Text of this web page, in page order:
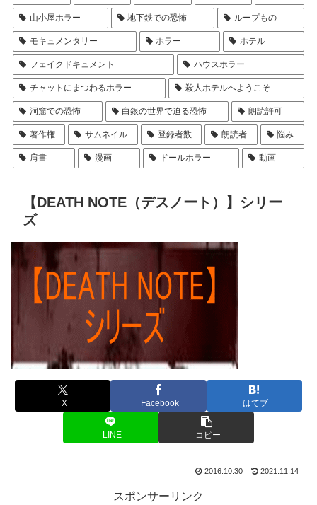
山小屋ホラー 地下鉄での恐怖 ループもの
モキュメンタリー ホラー ホテル
フェイクドキュメント ハウスホラー
チャットにまつわるホラー 殺人ホテルへようこそ
洞窟での恐怖 白銀の世界で迫る恐怖 朗読許可
著作権 サムネイル 登録者数 朗読者 悩み
肩書 漫画 ドールホラー 動画
【DEATH NOTE（デスノート）】シリー
ズ
X Facebook はてブ
LINE コピー
2016.10.30 2021.11.14
スポンサーリンク